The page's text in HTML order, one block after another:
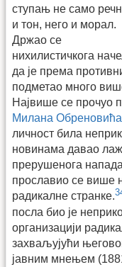
ступањ не само
и тон, него и морал.
Држао се
нихилистичкога
да је према
подметао много
Највише се прочуо
Милана Обреновића
личност била
новинама давао
прерушенога
прославио се више
радикалне странке.
посла био је
организацији
захваљујући
јавним мнењем